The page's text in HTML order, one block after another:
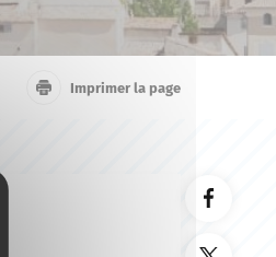
Touriste
Imprimer la page